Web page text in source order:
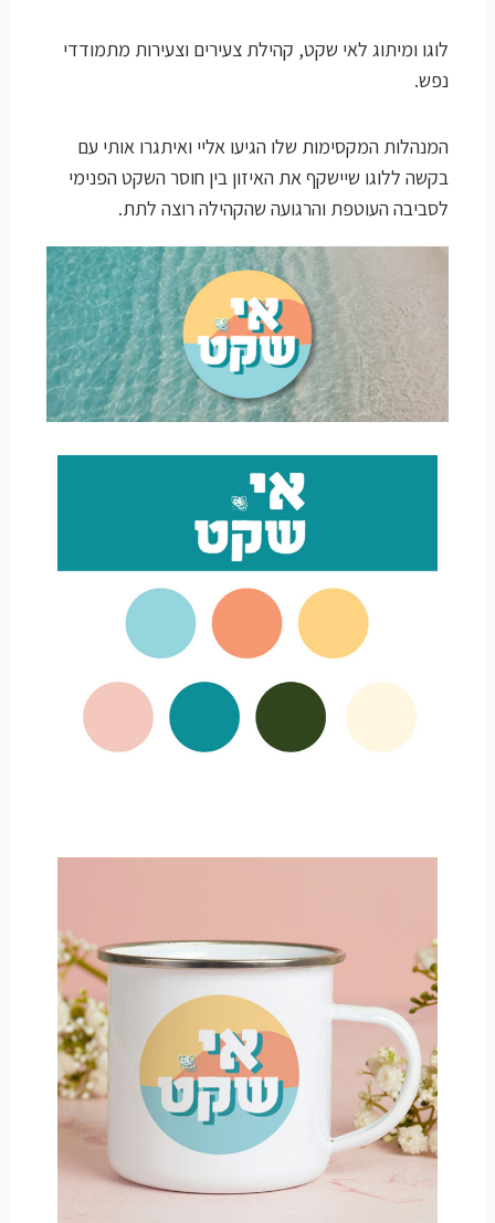
לוגו ומיתוג לאי שקט, קהילת צעירים וצעירות מתמודדי
נפש.
המנהלות המקסימות שלו הגיעו אליי ואיתגרו אותי עם
בקשה ללוגו שיישקף את האיזון בין חוסר השקט הפנימי
לסביבה העוטפת והרגועה שהקהילה רוצה לתת.